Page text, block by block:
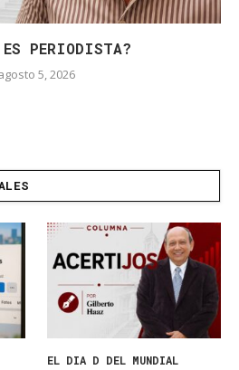
PERIODISTA?
5, 2026
EL DIA D DEL MUNDIAL